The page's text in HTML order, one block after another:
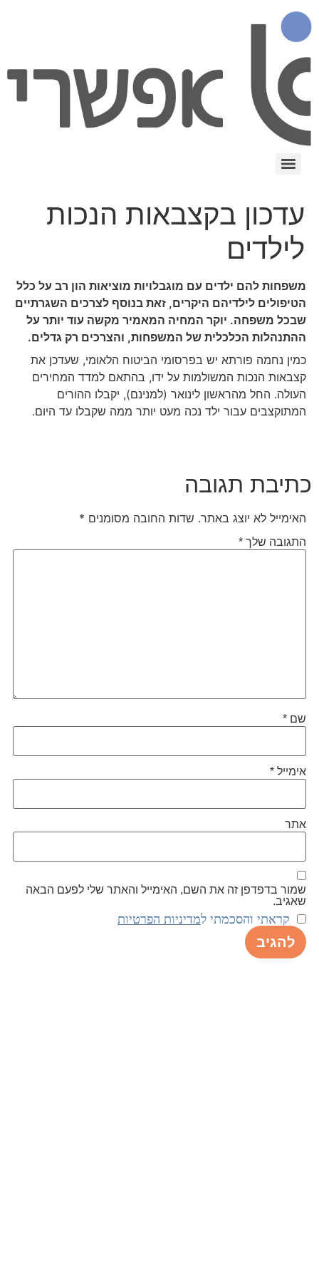
עדכון בקצבאות הנכות
לילדים
משפחות להם ילדים עם מוגבלויות מוציאות הון רב על כלל
הטיפולים לילדיהם היקרים, זאת בנוסף לצרכים השגרתיים
שבכל משפחה. יוקר המחיה המאמיר מקשה עוד יותר על
ההתנהלות הכלכלית של המשפחות, והצרכים רק גדלים.
כמין נחמה פורתא יש בפרסומי הביטוח הלאומי, שעדכן את
קצבאות הנכות המשולמות על ידו, בהתאם למדד המחירים
העולה. החל מהראשון לינואר (למנינם), יקבלו ההורים
המתוקצבים עבור ילד נכה מעט יותר ממה שקבלו עד היום.
כתיבת תגובה
האימייל לא יוצג באתר. שדות החובה מסומנים *
התגובה שלך *
שם *
אימייל *
אתר
שמור בדפדפן זה את השם, האימייל והאתר שלי לפעם הבאה
שאגיב.
קראתי והסכמתי למדיניות הפרטיות